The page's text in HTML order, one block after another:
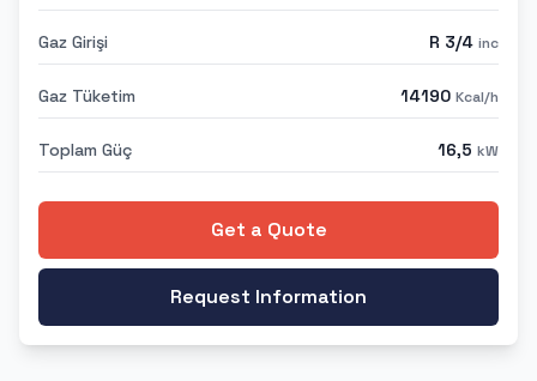
Gaz Girişi R 3/4 inc
Gaz Tüketim 14190 Kcal/h
Toplam Güç 16,5 kW
Get a Quote
Request Information